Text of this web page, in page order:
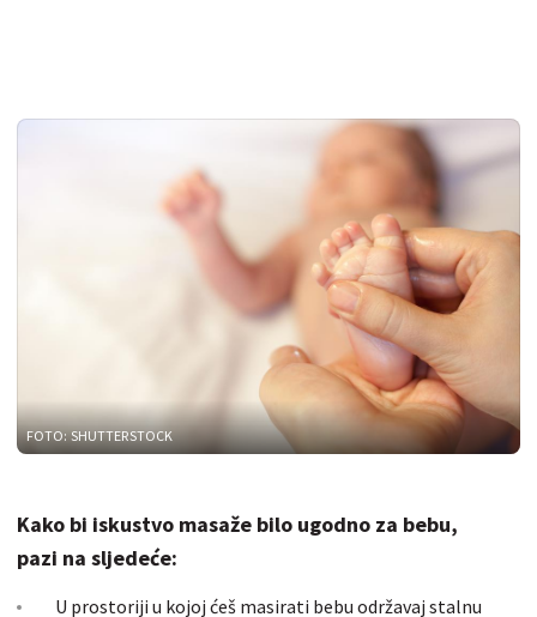
FOTO: SHUTTERSTOCK
Kako bi iskustvo masaže bilo ugodno za bebu,
pazi na sljedeće:
U prostoriji u kojoj ćeš masirati bebu održavaj stalnu